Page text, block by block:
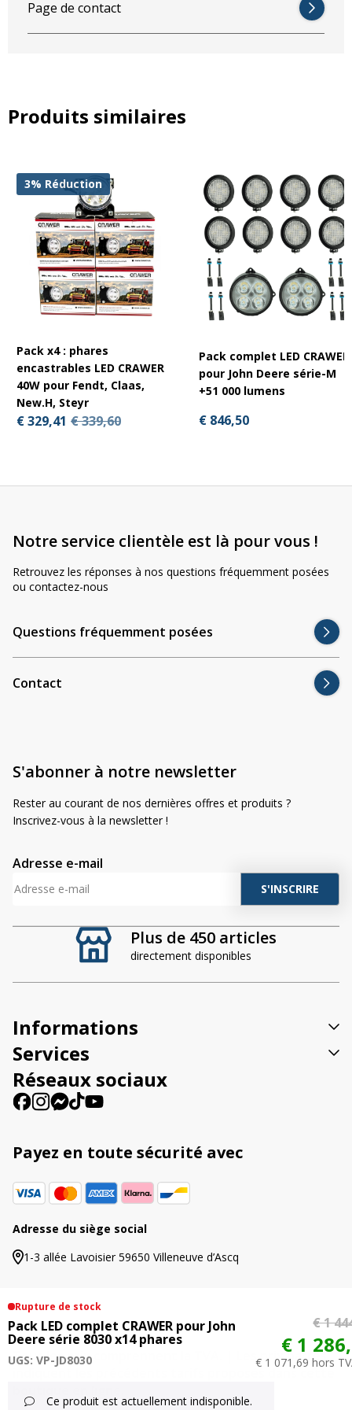
Rupture de stock
Pack LED complet CRAWER pour John
Deere série 8030 x14 phares
UGS: VP-JD8030
€ 1
€ 1
€ 1 071,69 hors
Ce produit est actuellement indisponible.
Page de contact
Produits similaires
3% Réduction
Pack x4 : phares
encastrables LED CRAWER
40W pour Fendt, Claas,
New.H, Steyr
€ 329,41 € 339,60
Pack complet LED CRAWER
pour John Deere série-M
+51 000 lumens
€ 846,50
Plus de 450 articles
directement disponibles
Notre service clientèle est là pour vous !
Retrouvez les réponses à nos questions fréquemment posées
ou contactez-nous
Questions fréquemment posées
Contact
S'abonner à notre newsletter
Rester au courant de nos dernières offres et produits ?
Inscrivez-vous à la newsletter !
Adresse e-mail
A
t
i
e
:
Informations
Services
Réseaux sociaux
Payez en toute sécurité avec
Adresse du siège social
1-3 allée Lavoisier 59650 Villeneuve d’Ascq
© 2026 Agriproled.fr
Tous les prix comprennent la TVA. | Les prix barrés
indiquent les précédents tarifs proposés dans cette